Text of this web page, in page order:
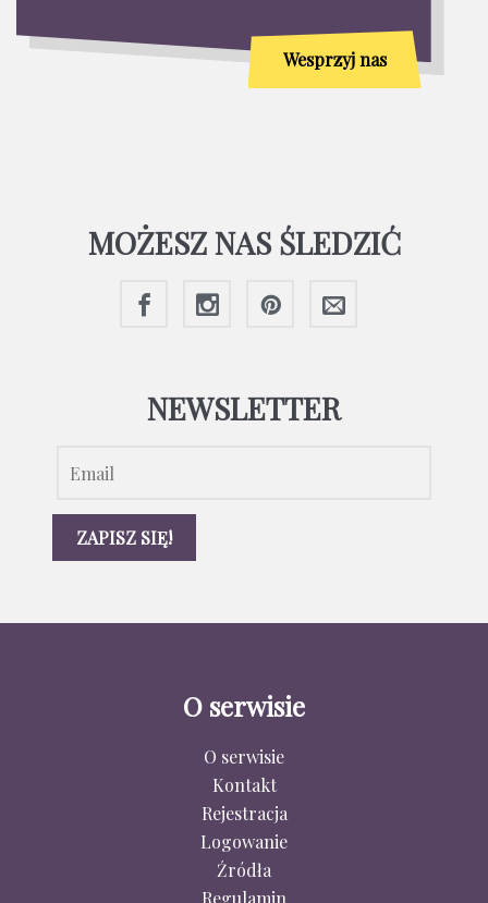
Wesprzyj nas
MOŻESZ NAS ŚLEDZIĆ
NEWSLETTER
O serwisie
O serwisie
Kontakt
Rejestracja
Logowanie
Źródła
Regulamin